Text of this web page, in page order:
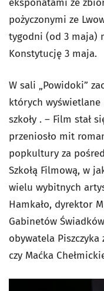
eksponatami ze
pożyczonymi ze
tygodni (od 3 maja)
Konstytucję 3 maja.
W sali „Powidoki”
których
szkoły . – Film stał
przeniosło mit
popkultury za
Szkołą Filmową, w
wielu wybitnych
Hamkało, dyrektor
Gabinetów
obywatela Piszczyka
czy Maćka